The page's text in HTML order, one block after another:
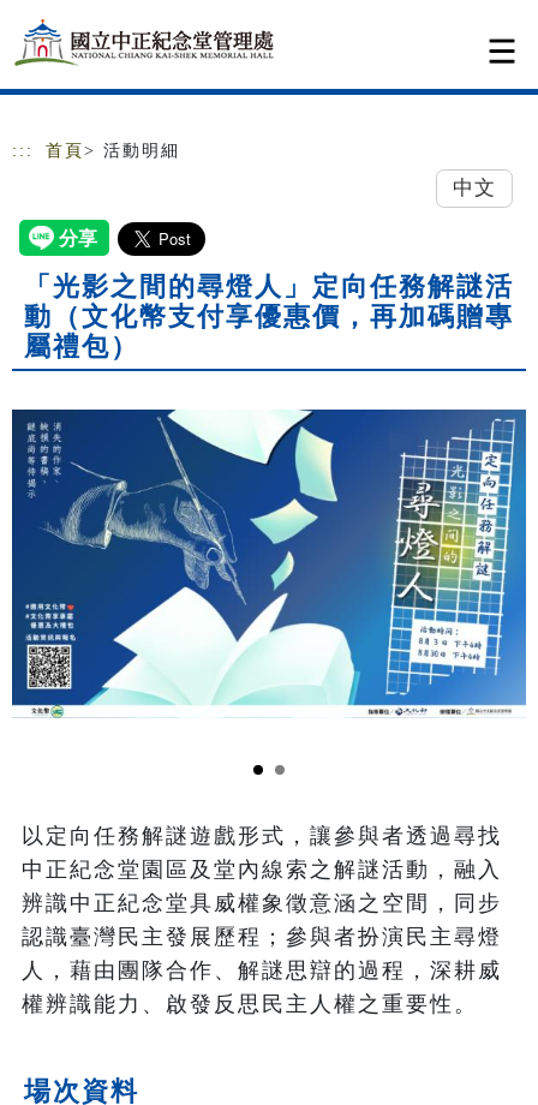
跳到主要內容
網站導覽
::: 首頁 > 活動明細
中文
「光影之間的尋燈人」定向任務解謎活
動（文化幣支付享優惠價，再加碼贈專
屬禮包）
以定向任務解謎遊戲形式，讓參與者透過尋找
中正紀念堂園區及堂內線索之解謎活動，融入
辨識中正紀念堂具威權象徵意涵之空間，同步
認識臺灣民主發展歷程；參與者扮演民主尋燈
人，藉由團隊合作、解謎思辯的過程，深耕威
權辨識能力、啟發反思民主人權之重要性。
場次資料